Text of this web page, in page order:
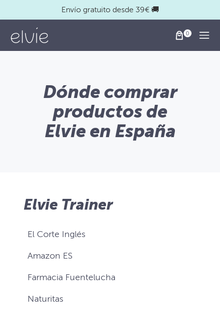
Envío gratuito desde 39€ 🚚
Dónde comprar
productos de
Elvie en España
Elvie Trainer
El Corte Inglés
Amazon ES
Farmacia Fuentelucha
Naturitas